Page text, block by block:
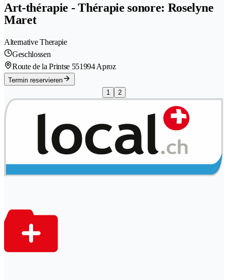
Art-thérapie - Thérapie sonore: Roselyne
Maret
Alternative Therapie
Geschlossen
Route de la Printse 551994 Aproz
Termin reservieren
1
2